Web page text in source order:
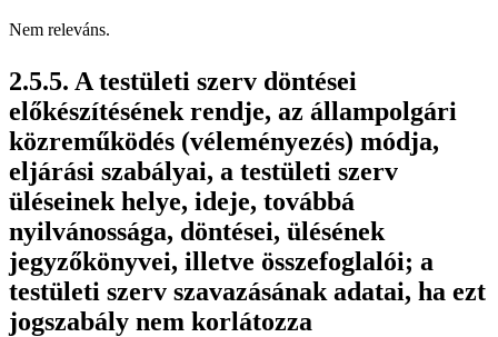
Nem releváns.
A testületi szerv döntései
előkészítésének rendje, az állampolgári
közreműködés (véleményezés) módja,
eljárási szabályai, a testületi szerv
üléseinek helye, ideje, továbbá
nyilvánossága, döntései, ülésének
jegyzőkönyvei, illetve összefoglalói; a
testületi szerv szavazásának adatai, ha ezt
jogszabály nem korlátozza